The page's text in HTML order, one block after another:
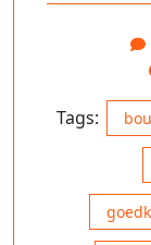
Tags: